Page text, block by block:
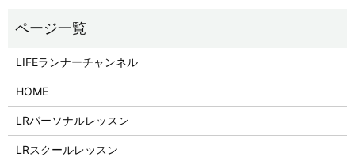
LIFEランナーチャンネル
HOME
LRパーソナルレッスン
LRスクールレッスン